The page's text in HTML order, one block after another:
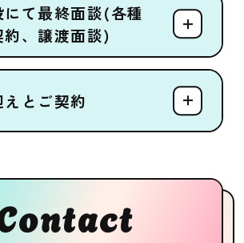
にて最終面談(各種
約、譲渡面談)
えとご契約